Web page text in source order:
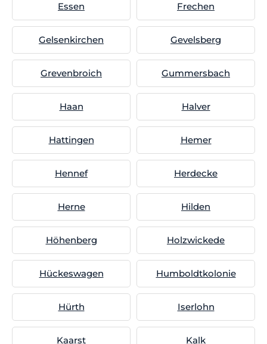
Essen Frechen
Gelsenkirchen Gevelsberg
Grevenbroich Gummersbach
Haan Halver
Hattingen Hemer
Hennef Herdecke
Herne Hilden
Höhenberg Holzwickede
Hückeswagen Humboldtkolonie
Hürth Iserlohn
Kaarst Kalk